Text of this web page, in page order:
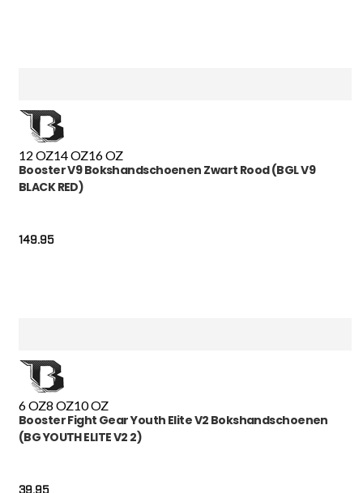
12 OZ14 OZ16 OZ
Booster V9 Bokshandschoenen Zwart Rood (BGL V9
BLACK RED)
149.95
6 OZ8 OZ10 OZ
Booster Fight Gear Youth Elite V2 Bokshandschoenen
(BG YOUTH ELITE V2 2)
39.95